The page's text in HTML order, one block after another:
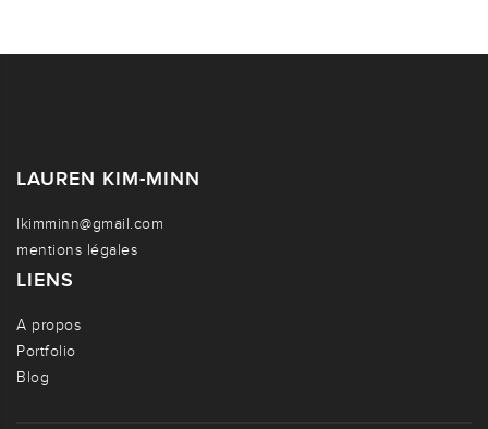
LAUREN KIM-MINN
lkimminn@gmail.com
mentions légales
LIENS
A propos
Portfolio
Blog